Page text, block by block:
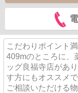
こだわりポイント
409mのところに、
ッグ良福寺店があ
す方にもオススメ
ご相談いただける物